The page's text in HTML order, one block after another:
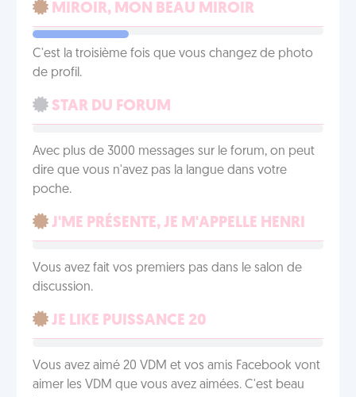
MIROIR, MON BEAU MIROIR
C'est la troisième fois que vous changez de photo
de profil.
STAR DU FORUM
Avec plus de 3000 messages sur le forum, on peut
dire que vous n'avez pas la langue dans votre
poche.
J'ME PRÉSENTE, JE M'APPELLE HENRI
Vous avez fait vos premiers pas dans le salon de
discussion.
JE LIKE PUISSANCE 20
Vous avez aimé 20 VDM et vos amis Facebook vont
aimer les VDM que vous avez aimées. C'est beau